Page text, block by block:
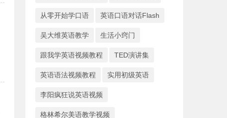
从零开始学口语 英语口语对话Flash
吴大维英语教学 生活小窍门
跟我学英语视频教程 TED演讲集
英语语法视频教程 实用初级英语
李阳疯狂说英语视频
格林希尔美语教学视频